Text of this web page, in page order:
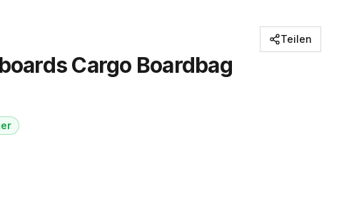
Cargo Boardbag
Teilen